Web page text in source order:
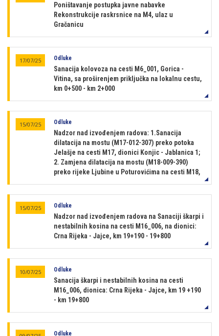
Poništavanje postupka javne nabavke
Rekonstrukcije raskrsnice na M4, ulaz u
Gračanicu
17/07/25 Odluke
Sanacija kolovoza na cesti M6_001, Gorica -
Vitina, sa proširenjem priključka na lokalnu cestu,
km 0+500 - km 2+000
15/07/25 Odluke
Nadzor nad izvođenjem radova: 1.Sanacija
dilatacija na mostu (M17-012-307) preko potoka
Jelašje na cesti M17, dionici Konjic - Jablanica 1;
2. Zamjena dilatacija na mostu (M18-009-390)
preko rijeke Ljubine u Poturovićima na cesti M18,
15/07/25 Odluke
Nadzor nad izvođenjem radova na Sanaciji škarpi i
nestabilnih kosina na cesti M16_006, na dionici:
Crna Rijeka - Jajce, km 19+190 - 19+800
10/07/25 Odluke
Sanacija škarpi i nestabilnih kosina na cesti
M16_006, dionica: Crna Rijeka - Jajce, km 19 +190
- km 19+800
Odluke